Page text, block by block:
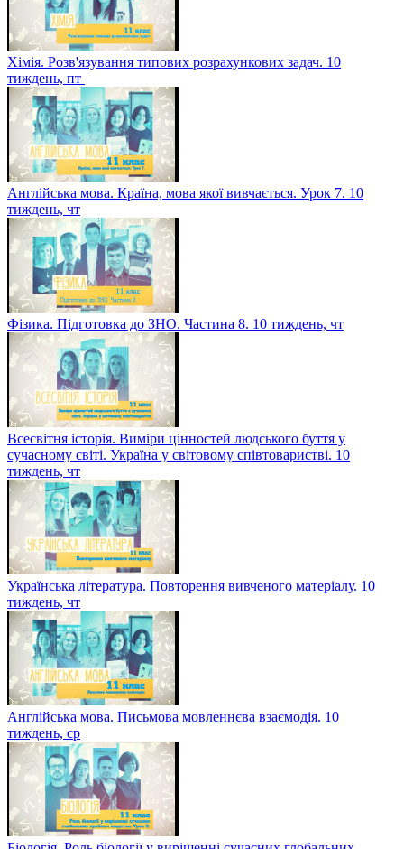
Хімія. Розв'язування типових розрахункових задач. 10
тиждень, пт
Англійська мова. Країна, мова якої вивчається. Урок 7. 10
тиждень, чт
Фізика. Підготовка до ЗНО. Частина 8. 10 тиждень, чт
Всесвітня історія. Виміри цінностей людського буття у
сучасному світі. Україна у світовому співтоваристві. 10
тиждень, чт
Українська література. Повторення вивченого матеріалу. 10
тиждень, чт
Англійська мова. Письмова мовленнєва взаємодія. 10
тиждень, ср